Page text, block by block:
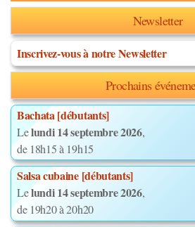
Newsletter
Inscrivez-vous à notre Newsletter
Prochains
Bachata [débutants]
Lelundi 14 septembre 2026,
de 18h15 à 19h15
Salsa cubaine [débutants]
Lelundi 14 septembre 2026,
de 19h20 à 20h20